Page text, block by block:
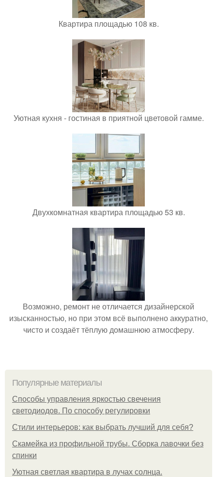
Квартира площадью 108 кв.
Уютная кухня - гостиная в приятной цветовой гамме.
Двухкомнатная квартира площадью 53 кв.
Возможно, ремонт не отличается дизайнерской
изысканностью, но при этом всё выполнено аккуратно,
чисто и создаёт тёплую домашнюю атмосферу.
Популярные материалы
Способы управления яркостью свечения
светодиодов. По способу регулировки
Стили интерьеров: как выбрать лучший для себя?
Скамейка из профильной трубы. Сборка лавочки без
спинки
Уютная светлая квартира в лучах солнца.